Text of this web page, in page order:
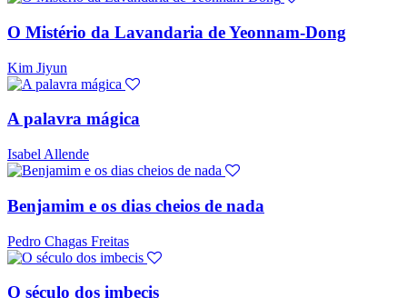
O Mistério da Lavandaria de Yeonnam-Dong
Kim Jiyun
A palavra mágica
Isabel Allende
Benjamim e os dias cheios de nada
Pedro Chagas Freitas
O século dos imbecis